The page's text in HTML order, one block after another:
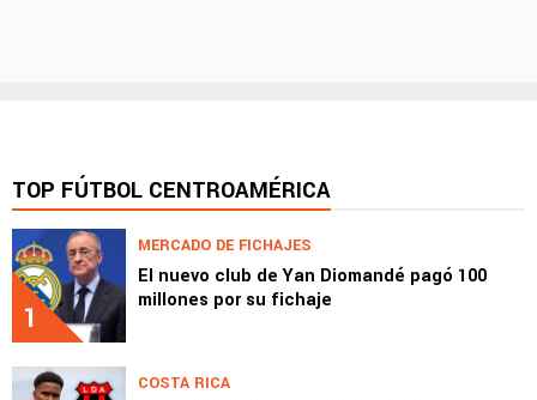
TOP FÚTBOL CENTROAMÉRICA
1
MERCADO DE FICHAJES
El nuevo club de Yan Diomandé pagó 100
millones por su fichaje
COSTA RICA